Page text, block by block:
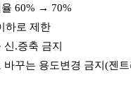
60% → 70%
하로 제한
.증축 금지
꾸는 용도변경 금지(젠트